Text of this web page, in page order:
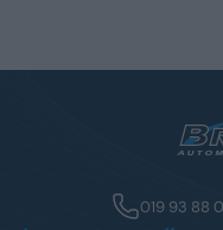
019 93 88